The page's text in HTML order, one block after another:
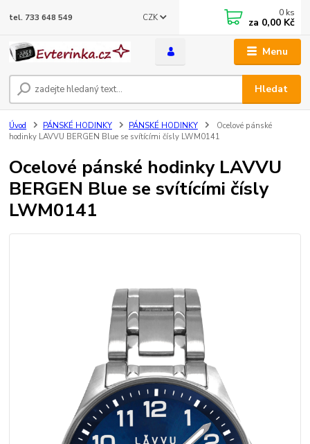
Menu
CZK
Hledat
tel. 733 648 549 0 ks
za 0,00 Kč
Úvod PÁNSKÉ HODINKY PÁNSKÉ HODINKY
Ocelové pánské
hodinky LAVVU BERGEN Blue se svítícími čísly LWM0141
Ocelové pánské hodinky LAVVU
BERGEN Blue se svítícími čísly
LWM0141